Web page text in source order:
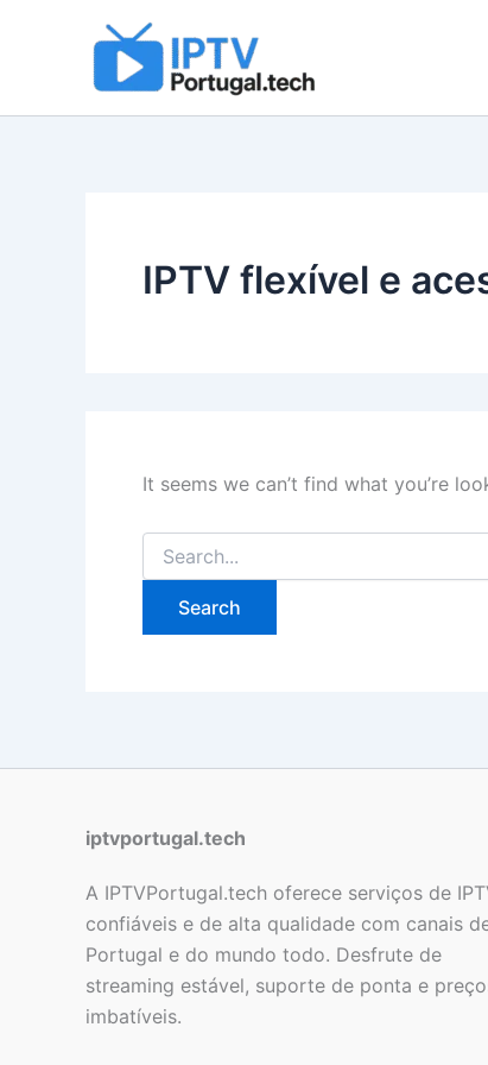
IPTV flexível e
It seems we can’t find what you’re
for:
iptvportugal.tech
A IPTVPortugal.tech oferece serviços de
confiáveis e de alta qualidade com canais
Portugal e do mundo todo. Desfrute de
streaming estável, suporte de ponta e
imbatíveis.